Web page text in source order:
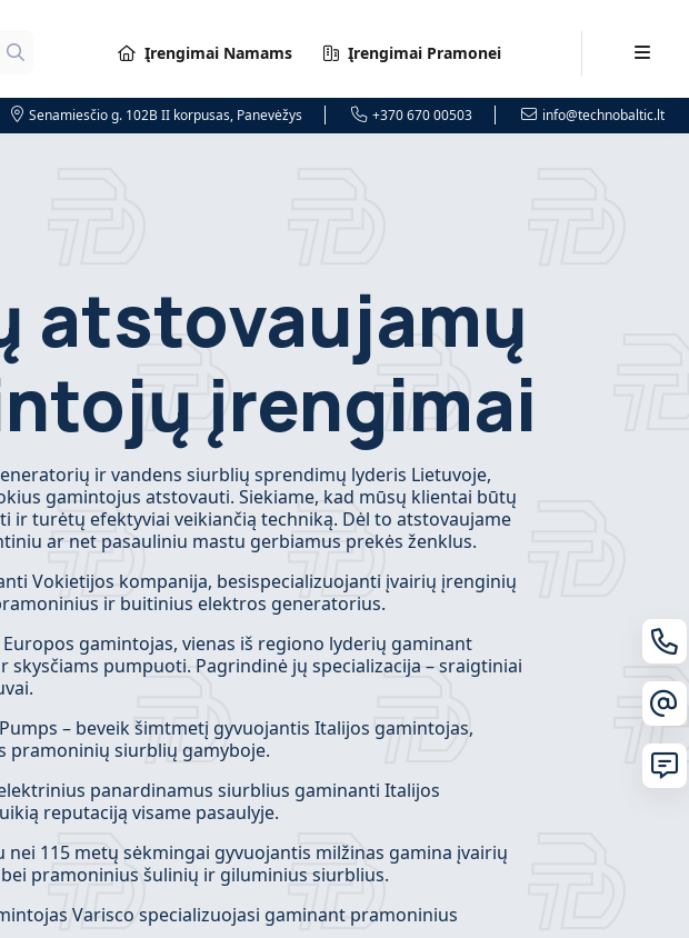
Įrengimai Namams Įrengimai Pramonei
Senamiesčio g. 102B II korpusas, Panevėžys +370 670 00503 info@technobaltic.lt
atstovaujamų
įrengimai
ir vandens siurblių sprendimų lyderis Lietuvoje,
gamintojus atstovauti. Siekiame, kad mūsų klientai būtų
ir turėtų efektyviai veikiančią techniką. Dėl to atstovaujame
ar net pasauliniu mastu gerbiamus prekės ženklus.
Vokietijos kompanija, besispecializuojanti įvairių įrenginių
ir buitinius elektros generatorius.
Europos gamintojas, vienas iš regiono lyderių gaminant
skysčiams pumpuoti. Pagrindinė jų specializacija – sraigtiniai
– beveik šimtmetį gyvuojantis Italijos gamintojas,
pramoninių siurblių gamyboje.
panardinamus siurblius gaminanti Italijos
reputaciją visame pasaulyje.
nei 115 metų sėkmingai gyvuojantis milžinas gamina įvairių
pramoninius šulinių ir giluminius siurblius.
Varisco specializuojasi gaminant pramoninius